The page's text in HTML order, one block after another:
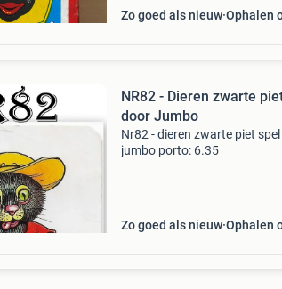
Zo goed als nieuw Ophalen
NR82 - Dieren zwarte
door Jumbo
Nr82 - dieren zwarte piet
jumbo porto: 6.35
Zo goed als nieuw Ophalen